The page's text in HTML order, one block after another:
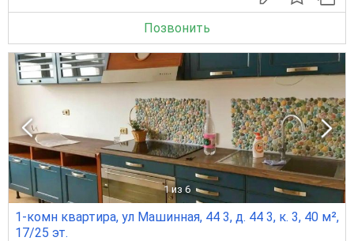
Позвонить
1 из 6
1-комн квартира, ул Машинная, 44 3, д. 44 3, к. 3, 40 м²,
17/25 эт.